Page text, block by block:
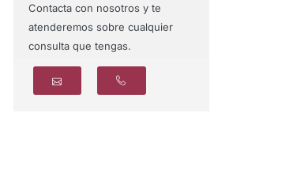
Contacta con nosotros y te
atenderemos sobre cualquier
consulta que tengas.